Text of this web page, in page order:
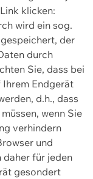
klicken:
wird ein sog.
der
durch
Sie, dass bei
Endgerät
d.h., dass
wenn Sie
verhindern
und
daher für jeden
gesondert